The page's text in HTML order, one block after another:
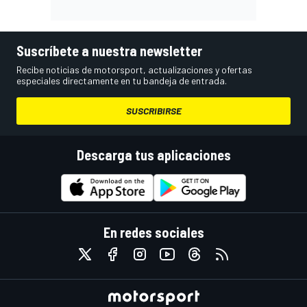
Suscríbete a nuestra newsletter
Recibe noticias de motorsport, actualizaciones y ofertas
especiales directamente en tu bandeja de entrada.
SUSCRIBIRSE
Descarga tus aplicaciones
En redes sociales